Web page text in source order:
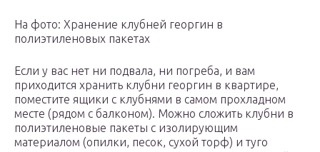
На фото: Хранение клубней георгин в
полиэтиленовых пакетах
Если у вас нет ни подвала, ни погреба, и вам
приходится хранить клубни георгин в квартире,
поместите ящики с клубнями в самом прохладном
месте (рядом с балконом). Можно сложить клубни в
полиэтиленовые пакеты с изолирующим
материалом (опилки, песок, сухой торф) и туго